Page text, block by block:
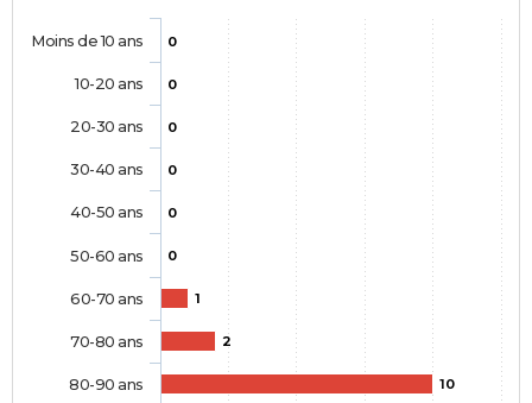
0
0
0
0
0
0
1
2
10
Moins de 10 ans
10-20 ans
20-30 ans
30-40 ans
40-50 ans
50-60 ans
60-70 ans
70-80 ans
80-90 ans